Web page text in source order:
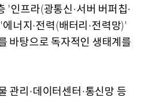
'인프라(광통신 ·서버 버퍼칩·
'에너지 ·전력 (배터리 ·전력망)'
바탕으로 독자적인 생태계를
관리 ·데이터센터 ·통신망 등